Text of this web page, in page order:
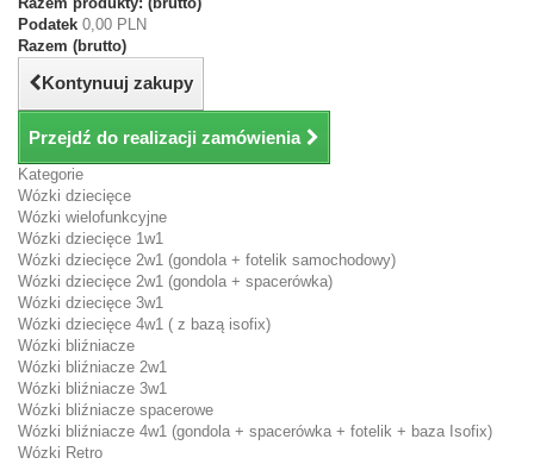
Podatek 0,00 PLN
Razem (brutto)
Kontynuuj zakupy
Przejdź do realizacji zamówienia
Kategorie
Wózki dziecięce
Wózki wielofunkcyjne
Wózki dziecięce 1w1
Wózki dziecięce 2w1 (gondola + fotelik samochodowy)
Wózki dziecięce 2w1 (gondola + spacerówka)
Wózki dziecięce 3w1
Wózki dziecięce 4w1 ( z bazą isofix)
Wózki bliźniacze
Wózki bliźniacze 2w1
Wózki bliźniacze 3w1
Wózki bliźniacze spacerowe
Wózki bliźniacze 4w1 (gondola + spacerówka + fotelik + baza Isofix)
Wózki Retro